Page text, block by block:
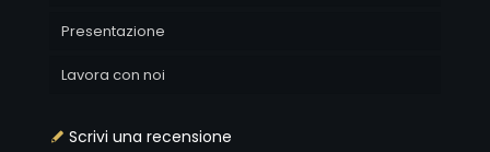
Presentazione
Lavora con noi
Scrivi una recensione